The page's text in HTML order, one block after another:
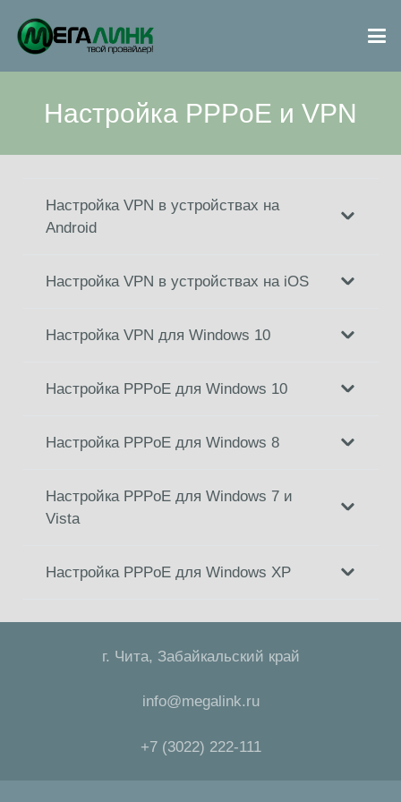
Настройка PPPoE и VPN
Настройка VPN в устройствах на
Android
Настройка VPN в устройствах на iOS
Настройка VPN для Windows 10
Настройка PPPoE для Windows 10
Настройка PPPoE для Windows 8
Настройка PPPoE для Windows 7 и
Vista
Настройка PPPoE для Windows XP
г. Чита, Забайкальский край
info@megalink.ru
+7 (3022) 222-111